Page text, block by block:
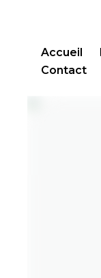
Accueil
Contact